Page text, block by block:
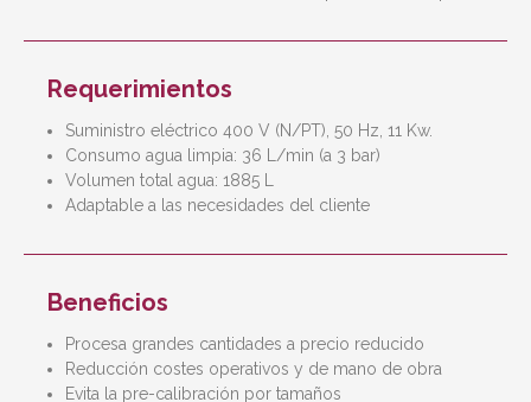
Requerimientos
Suministro eléctrico 400 V (N/PT), 50 Hz, 11 Kw.
Consumo agua limpia: 36 L/min (a 3 bar)
Volumen total agua: 1885 L
Adaptable a las necesidades del cliente
Beneficios
Procesa grandes cantidades a precio reducido
Reducción costes operativos y de mano de obra
Evita la pre-calibración por tamaños